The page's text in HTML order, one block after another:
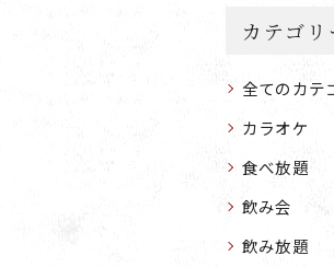
カテゴリ
全てのカテ
カラオケ
食べ放題
飲み会
飲み放題